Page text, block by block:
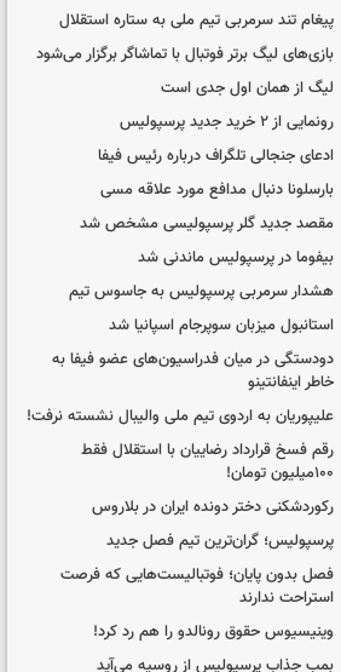
پیغام تند سرمربی تیم ملی به ستاره استقلال
بازی‌های لیگ برتر فوتبال با تماشاگر برگزار می‌شود
لیگ از همان اول جدی است
رونمایی از ۲ خرید جدید پرسپولیس
ادعای جنجالی تلگراف درباره رئیس فیفا
بارسلونا دنبال مدافع مورد علاقه مسی
مقصد جدید گلر پرسپولیسی مشخص شد
بیفوما در پرسپولیس ماندنی شد
هشدار سرمربی پرسپولیس به جاسوس تیم
استانبول میزبان سوپرجام اسپانیا شد
دودستگی در میان فدراسیون‌های عضو فیفا به
خاطر اینفانتینو
علیپوریان به اردوی تیم ملی والیبال نشسته نرفت!
رقم فسخ قرارداد رضاییان با استقلال فقط
۱۰۰میلیون تومان!
رکوردشکنی دختر دونده ایران در بلاروس
پرسپولیس؛ گران‌ترین تیم فصل جدید
فصل بدون پایان؛ فوتبالیست‌هایی که فرصت
استراحت ندارند
وینیسیوس حقوق رونالدو را هم رد کرد!
بمب جذاب پرسپولیس از روسیه می‌آید